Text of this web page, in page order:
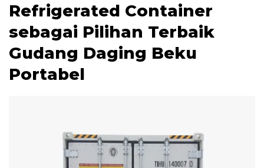
Refrigerated Container
sebagai Pilihan Terbaik
Gudang Daging Beku
Portabel